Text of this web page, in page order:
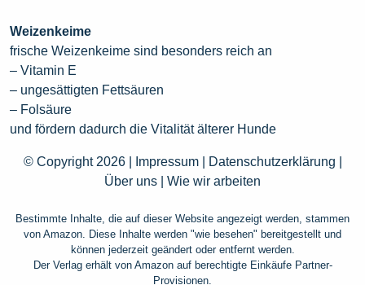
Weizenkeime
frische Weizenkeime sind besonders reich an
– Vitamin E
– ungesättigten Fettsäuren
– Folsäure
und fördern dadurch die Vitalität älterer Hunde
© Copyright 2026 | Impressum| Datenschutzerklärung
Über uns
Wie wir arbeiten
Bestimmte Inhalte, die auf dieser Website angezeigt werden, stammen
von Amazon. Diese Inhalte werden "wie besehen" bereitgestellt und
können jederzeit geändert oder entfernt werden.
Der Verlag erhält von Amazon auf berechtigte Einkäufe Partner-
Provisionen.